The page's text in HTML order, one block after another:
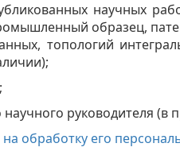
научных
образец,
топологий
;
руководителя (в
обработку его